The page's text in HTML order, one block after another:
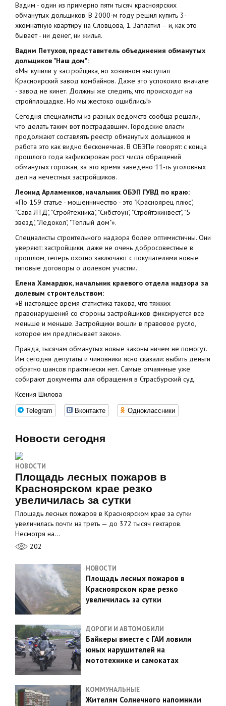
Вадим - один из примерно пяти тысяч красноярских
обманутых дольщиков. В 2000-м году решил купить 3-
хкомнатную квартиру на Словцова, 1. Заплатил – и, как это
бывает - ни денег, ни жилья.
Вадим Петухов, представитель объединения обманутых
дольщиков "Наш дом":
«Мы купили у застройщика, но хозяином выступал
Красноярский завод комбайнов. Даже это успокоило вначале
- завод не кинет. Должны же следить, что происходит на
стройплощадке. Но мы жестоко ошиблись!»
Сегодня специалисты из разных ведомств сообща решали,
что делать таким вот пострадавшим. Городские власти
продолжают составлять реестр обманутых дольщиков и
работа это как видно бесконечная. В ОБЭПе говорят: с конца
прошлого года зафиксирован рост числа обращений
обманутых горожан, за это время заведено 11-ть уголовных
дел на нечестных застройщиков.
Леонид Арламенков, начальник ОБЭП ГУВД по краю:
«По 159 статье - мошенничество - это "Красноярец плюс",
"Сава ЛТД", "Стройтехника", "Сибстоун", "Стройтэкинвест", "5
звезд", "Ледокол", "Теплый дом"».
Специалисты строительного надзора более оптимистичны. Они
уверяют: застройщики, даже не очень добросовестные в
прошлом, теперь охотно заключают с покупателями новые
типовые договоры о долевом участии.
Елена Хамардюк, начальник краевого отдела надзора за
долевым строительством:
«В настоящее время статистика такова, что тяжких
правонарушений со стороны застройщиков фиксируется все
меньше и меньше. Застройщики вошли в правовое русло,
которое им предписывает закон».
Правда, тысячам обманутых новые законы ничем не помогут.
Им сегодня депутаты и чиновники ясно сказали: выбить деньги
обратно шансов практически нет. Самые отчаянные уже
собирают документы для обращения в Страсбурский суд.
Ксения Шилова
Telegram Вконтакте Одноклассники
Новости сегодня
НОВОСТИ
Площадь лесных пожаров в
Красноярском крае резко
увеличилась за сутки
Площадь лесных пожаров в Красноярском крае за сутки
увеличилась почти на треть — до 372 тысяч гектаров.
Несмотря на…
202
НОВОСТИ
Площадь лесных пожаров в
Красноярском крае резко
увеличилась за сутки
ДОРОГИ И АВТОМОБИЛИ
Байкеры вместе с ГАИ ловили
юных нарушителей на
мототехнике и самокатах
КОММУНАЛЬНЫЕ
Жителям Солнечного напомнили